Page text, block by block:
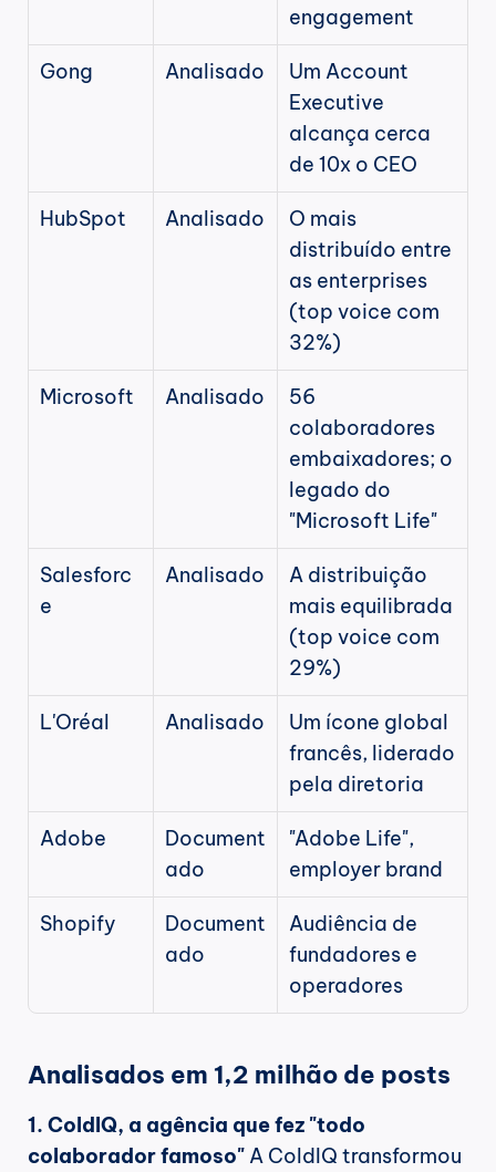
engagement
Gong Analisado
Um Account
Executive
alcança cerca
de 10x o CEO
HubSpot Analisado
O mais
distribuído entre
as enterprises
(top voice com
32%)
Microsoft Analisado
56
colaboradores
embaixadores; o
legado do
"Microsoft Life"
Salesforc
e
Analisado
A distribuição
mais equilibrada
(top voice com
29%)
L'Oréal Analisado
Um ícone global
francês, liderado
pela diretoria
Adobe
Document
ado
"Adobe Life",
employer brand
Shopify
Document
ado
Audiência de
fundadores e
operadores
Analisados em 1,2 milhão de posts
1. ColdIQ, a agência que fez "todo
colaborador famoso" A ColdIQ transformou